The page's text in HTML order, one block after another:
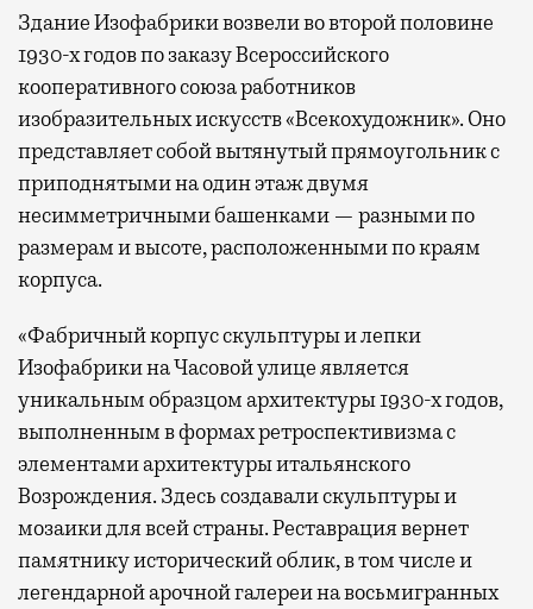
Здание Изофабрики возвели во второй половине
1930-х годов по заказу Всероссийского
кооперативного союза работников
изобразительных искусств «Всекохудожник». Оно
представляет собой вытянутый прямоугольник с
приподнятыми на один этаж двумя
несимметричными башенками — разными по
размерам и высоте, расположенными по краям
корпуса.
«Фабричный корпус скульптуры и лепки
Изофабрики на Часовой улице является
уникальным образцом архитектуры 1930-х годов,
выполненным в формах ретроспективизма с
элементами архитектуры итальянского
Возрождения. Здесь создавали скульптуры и
мозаики для всей страны. Реставрация вернет
памятнику исторический облик, в том числе и
легендарной арочной галереи на восьмигранных